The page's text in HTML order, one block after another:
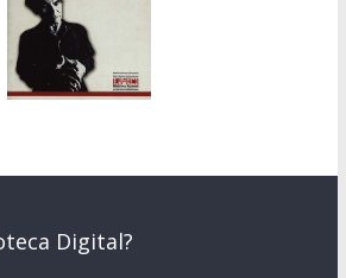
Digital?